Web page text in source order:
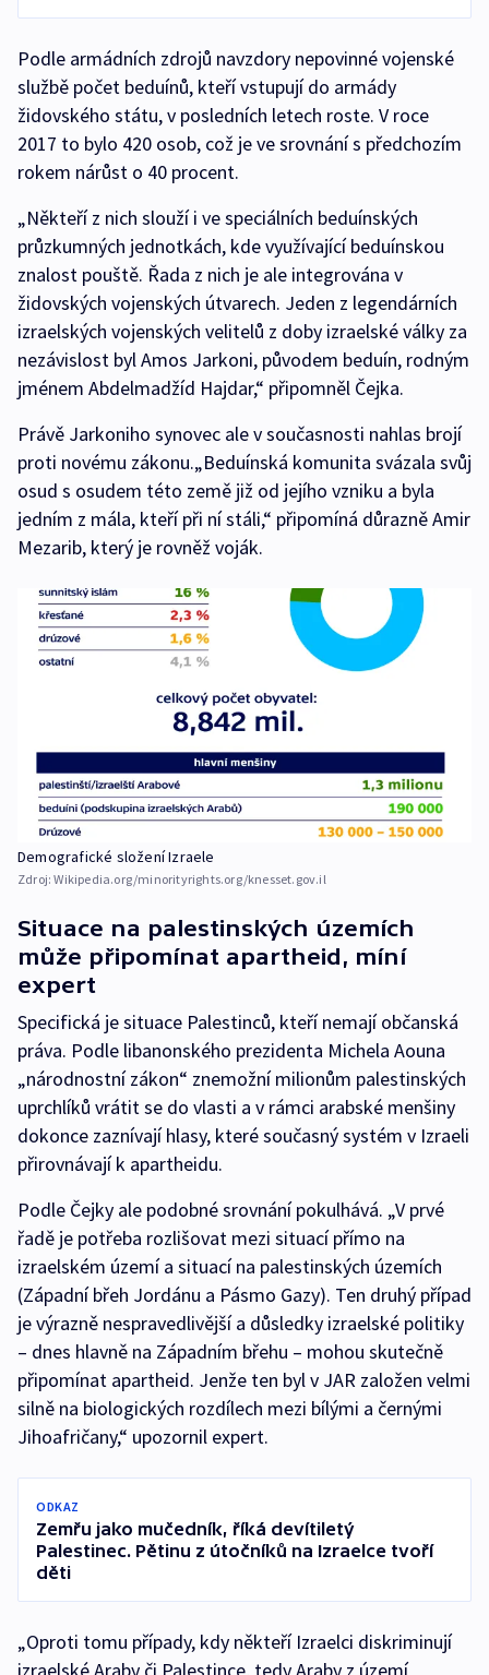
Podle armádních zdrojů navzdory nepovinné vojenské
službě počet beduínů, kteří vstupují do armády
židovského státu, v posledních letech roste. V roce
2017 to bylo 420 osob, což je ve srovnání s předchozím
rokem nárůst o 40 procent.
„Někteří z nich slouží i ve speciálních beduínských
průzkumných jednotkách, kde využívající beduínskou
znalost pouště. Řada z nich je ale integrována v
židovských vojenských útvarech. Jeden z legendárních
izraelských vojenských velitelů z doby izraelské války za
nezávislost byl Amos Jarkoni, původem beduín, rodným
jménem Abdelmadžíd Hajdar,“ připomněl Čejka.
Právě Jarkoniho synovec ale v současnosti nahlas brojí
proti novému zákonu.„Beduínská komunita svázala svůj
osud s osudem této země již od jejího vzniku a byla
jedním z mála, kteří při ní stáli,“ připomíná důrazně Amir
Mezarib, který je rovněž voják.
Demografické složení Izraele
Zdroj:Wikipedia.org/minorityrights.org/knesset.gov.il
Situace na palestinských územích
může připomínat apartheid, míní
expert
Specifická je situace Palestinců, kteří nemají občanská
práva. Podle libanonského prezidenta Michela Aouna
„národnostní zákon“ znemožní milionům palestinských
uprchlíků vrátit se do vlasti a v rámci arabské menšiny
dokonce zaznívají hlasy, které současný systém v Izraeli
přirovnávají k apartheidu.
Podle Čejky ale podobné srovnání pokulhává. „V prvé
řadě je potřeba rozlišovat mezi situací přímo na
izraelském území a situací na palestinských územích
(Západní břeh Jordánu a Pásmo Gazy). Ten druhý případ
je výrazně nespravedlivější a důsledky izraelské politiky
– dnes hlavně na Západním břehu – mohou skutečně
připomínat apartheid. Jenže ten byl v JAR založen velmi
silně na biologických rozdílech mezi bílými a černými
Jihoafričany,“ upozornil expert.
ODKAZ
Zemřu jako mučedník, říká devítiletý
Palestinec. Pětinu z útočníků na Izraelce tvoří
děti
„Oproti tomu případy, kdy někteří Izraelci diskriminují